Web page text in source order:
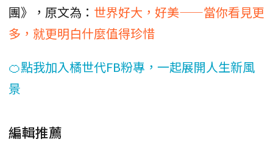
團》，原文為： 世界好大，好美——當你看見更
多，就更明白什麼值得珍惜
🍊點我加入橘世代FB粉專，一起展開人生新風
景
編輯推薦